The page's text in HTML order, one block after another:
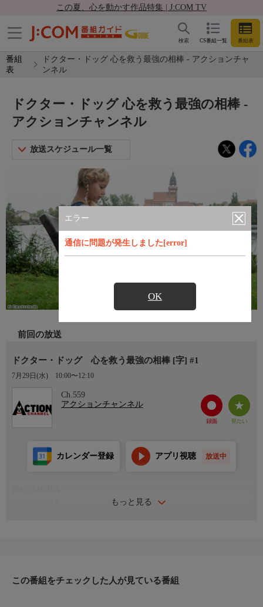
この夏、心を動かす作品特集 | J:COM TV
CS番組一覧 番組表
検索
番組
表
ドクター・ドッグ 心を救う最強の相棒 - アクションチャ
ンネル
エラー
通信に問題が発生しました[error]
OK
ドクター・ドッグ 心を救う最強の相棒 -
アクションチャンネル
放送スケジュール一覧
前回の放送
ドクター・ドッグ 心を救う最強の相棒 [字] #1
7月29日(水) 10:00〜12:10
Ch.559
アクションチャンネル
もっと見る
カレンダー登録 アプリ視聴 放送中
物状態に陥っていた。厳しい現実に直面するマリアに、パウル＆
この番組をチェックした人が見ている番組